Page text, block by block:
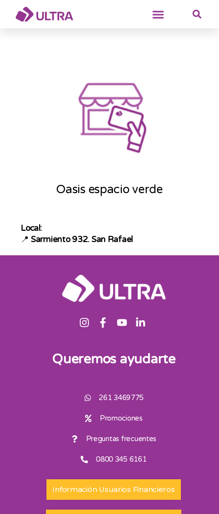
Oasis espacio verde
Local:
📍 Sarmiento 932. San Rafael
Queremos ayudarte
261 3469775
Promociones
Preguntas frecuentes
0800 345 6161
Información Usuarios Financieros